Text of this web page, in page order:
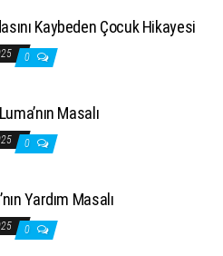
Kaybeden Çocuk Hikayesi
0
Masalı
0
Yardım Masalı
0